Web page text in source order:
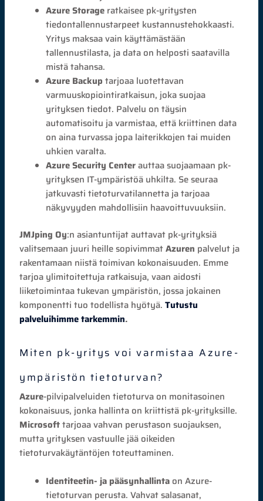
Azure Storage ratkaisee pk-yritysten
tiedontallennustarpeet kustannustehokkaasti.
Yritys maksaa vain käyttämästään
tallennustilasta, ja data on helposti saatavilla
mistä tahansa.
Azure Backup tarjoaa luotettavan
varmuuskopiointiratkaisun, joka suojaa
yrityksen tiedot. Palvelu on täysin
automatisoitu ja varmistaa, että kriittinen data
on aina turvassa jopa laiterikkojen tai muiden
uhkien varalta.
Azure Security Centerauttaa suojaamaan pk-
yrityksen IT-ympäristöä uhkilta. Se seuraa
jatkuvasti tietoturvatilannetta ja tarjoaa
näkyvyyden mahdollisiin haavoittuvuuksiin.
JMJping Oy:n asiantuntijat auttavat pk-yrityksiä
valitsemaan juuri heille sopivimmatAzuren palvelut ja
rakentamaan niistä toimivan kokonaisuuden. Emme
tarjoa ylimitoitettuja ratkaisuja, vaan aidosti
liiketoimintaa tukevan ympäristön, jossa jokainen
komponentti tuo todellista hyötyä.Tutustu
palveluihimme tarkemmin.
Miten pk-yritys voi varmistaa Azure-
ympäristön tietoturvan?
Azure-pilvipalveluiden tietoturva on monitasoinen
kokonaisuus, jonka hallinta on kriittistä pk-yrityksille.
Microsofttarjoaa vahvan perustason suojauksen,
mutta yrityksen vastuulle jää oikeiden
tietoturvakäytäntöjen toteuttaminen.
Identiteetin- ja pääsynhallinta on Azure-
tietoturvan perusta. Vahvat salasanat,